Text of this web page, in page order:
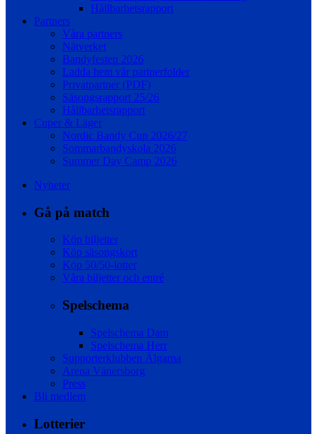
Hållbarhetsrapport
Partners
Våra partners
Nätverket
Bandyfesten 2026
Ladda hem vår partnerfolder
Privatpartner (PDF)
Säsongsrapport 25/26
Hållbarhetsrapport
Cuper & Läger
Nordic Bandy Cup 2026/27
Sommarbandyskola 2026
Summer Day Camp 2026
Nyheter
Gå på match
Köp biljetter
Köp säsongskort
Köp 50/50-lotter
Våra biljetter och entré
Spelschema
Spelschema Dam
Spelschema Herr
Supporterklubben Älgarna
Arena Vänersborg
Press
Bli medlem
Lotterier